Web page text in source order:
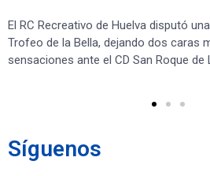
El RC Recreativo de Huelva disputó
Trofeo de la Bella, dejando dos caras
sensaciones ante el CD San Roque de
Síguenos